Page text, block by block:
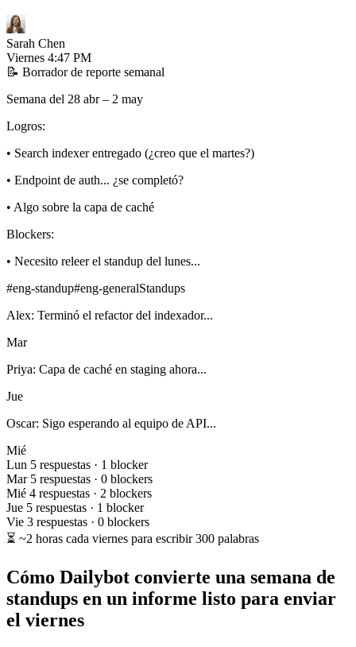
Sarah Chen
Viernes 4:47 PM
📝 Borrador de reporte semanal
Semana del 28 abr – 2 may
Logros:
• Search indexer entregado (¿creo que el martes?)
• Endpoint de auth... ¿se completó?
• Algo sobre la capa de caché
Blockers:
• Necesito releer el standup del lunes...
#eng-standup#eng-generalStandups
Alex: Terminó el refactor del indexador...
Mar
Priya: Capa de caché en staging ahora...
Jue
Oscar: Sigo esperando al equipo de API...
Mié
Lun 5 respuestas · 1 blocker
Mar 5 respuestas · 0 blockers
Mié 4 respuestas · 2 blockers
Jue 5 respuestas · 1 blocker
Vie 3 respuestas · 0 blockers
⏳ ~2 horas cada viernes para escribir 300 palabras
Cómo Dailybot convierte una semana de
standups en un informe listo para enviar
el viernes